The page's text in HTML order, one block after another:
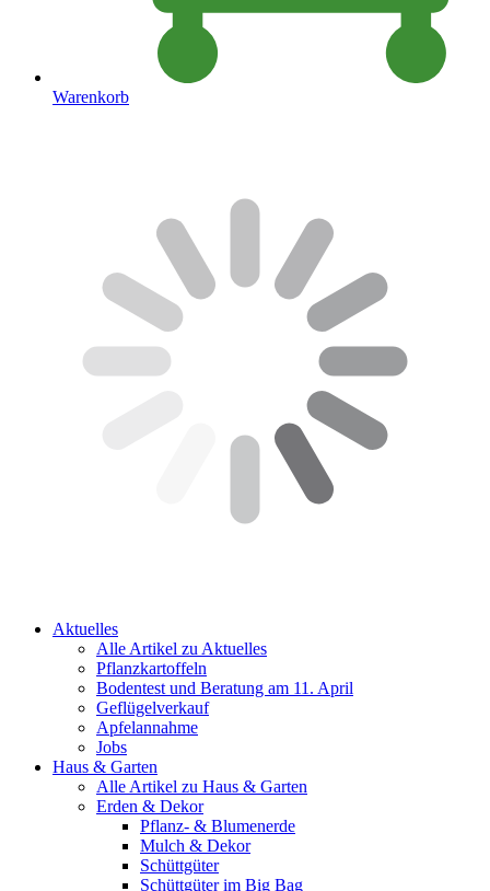
Warenkorb
Aktuelles
Alle Artikel zu Aktuelles
Pflanzkartoffeln
Bodentest und Beratung am 11. April
Geflügelverkauf
Apfelannahme
Jobs
Haus & Garten
Alle Artikel zu Haus & Garten
Erden & Dekor
Pflanz- & Blumenerde
Mulch & Dekor
Schüttgüter
Schüttgüter im Big Bag